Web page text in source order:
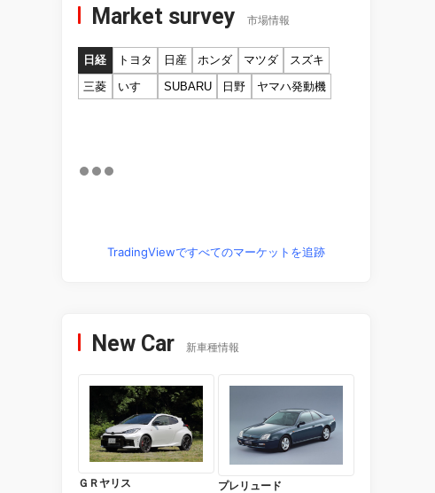
Market survey 市場情報
日経 トヨタ 日産 ホンダ マツダ
スズキ
三菱
いすゞ SUBARU 日野 ヤマハ発動機
TradingViewですべてのマーケットを追跡
New Car 新車種情報
ＧＲヤリス プレリュード